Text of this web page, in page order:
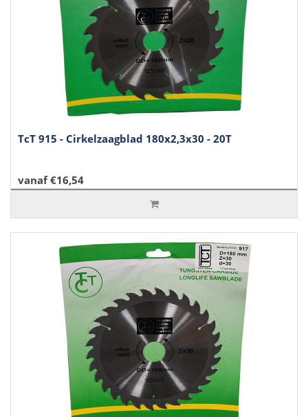
TcT 915 - Cirkelzaagblad 180x2,3x30 - 20T
vanaf €16,54